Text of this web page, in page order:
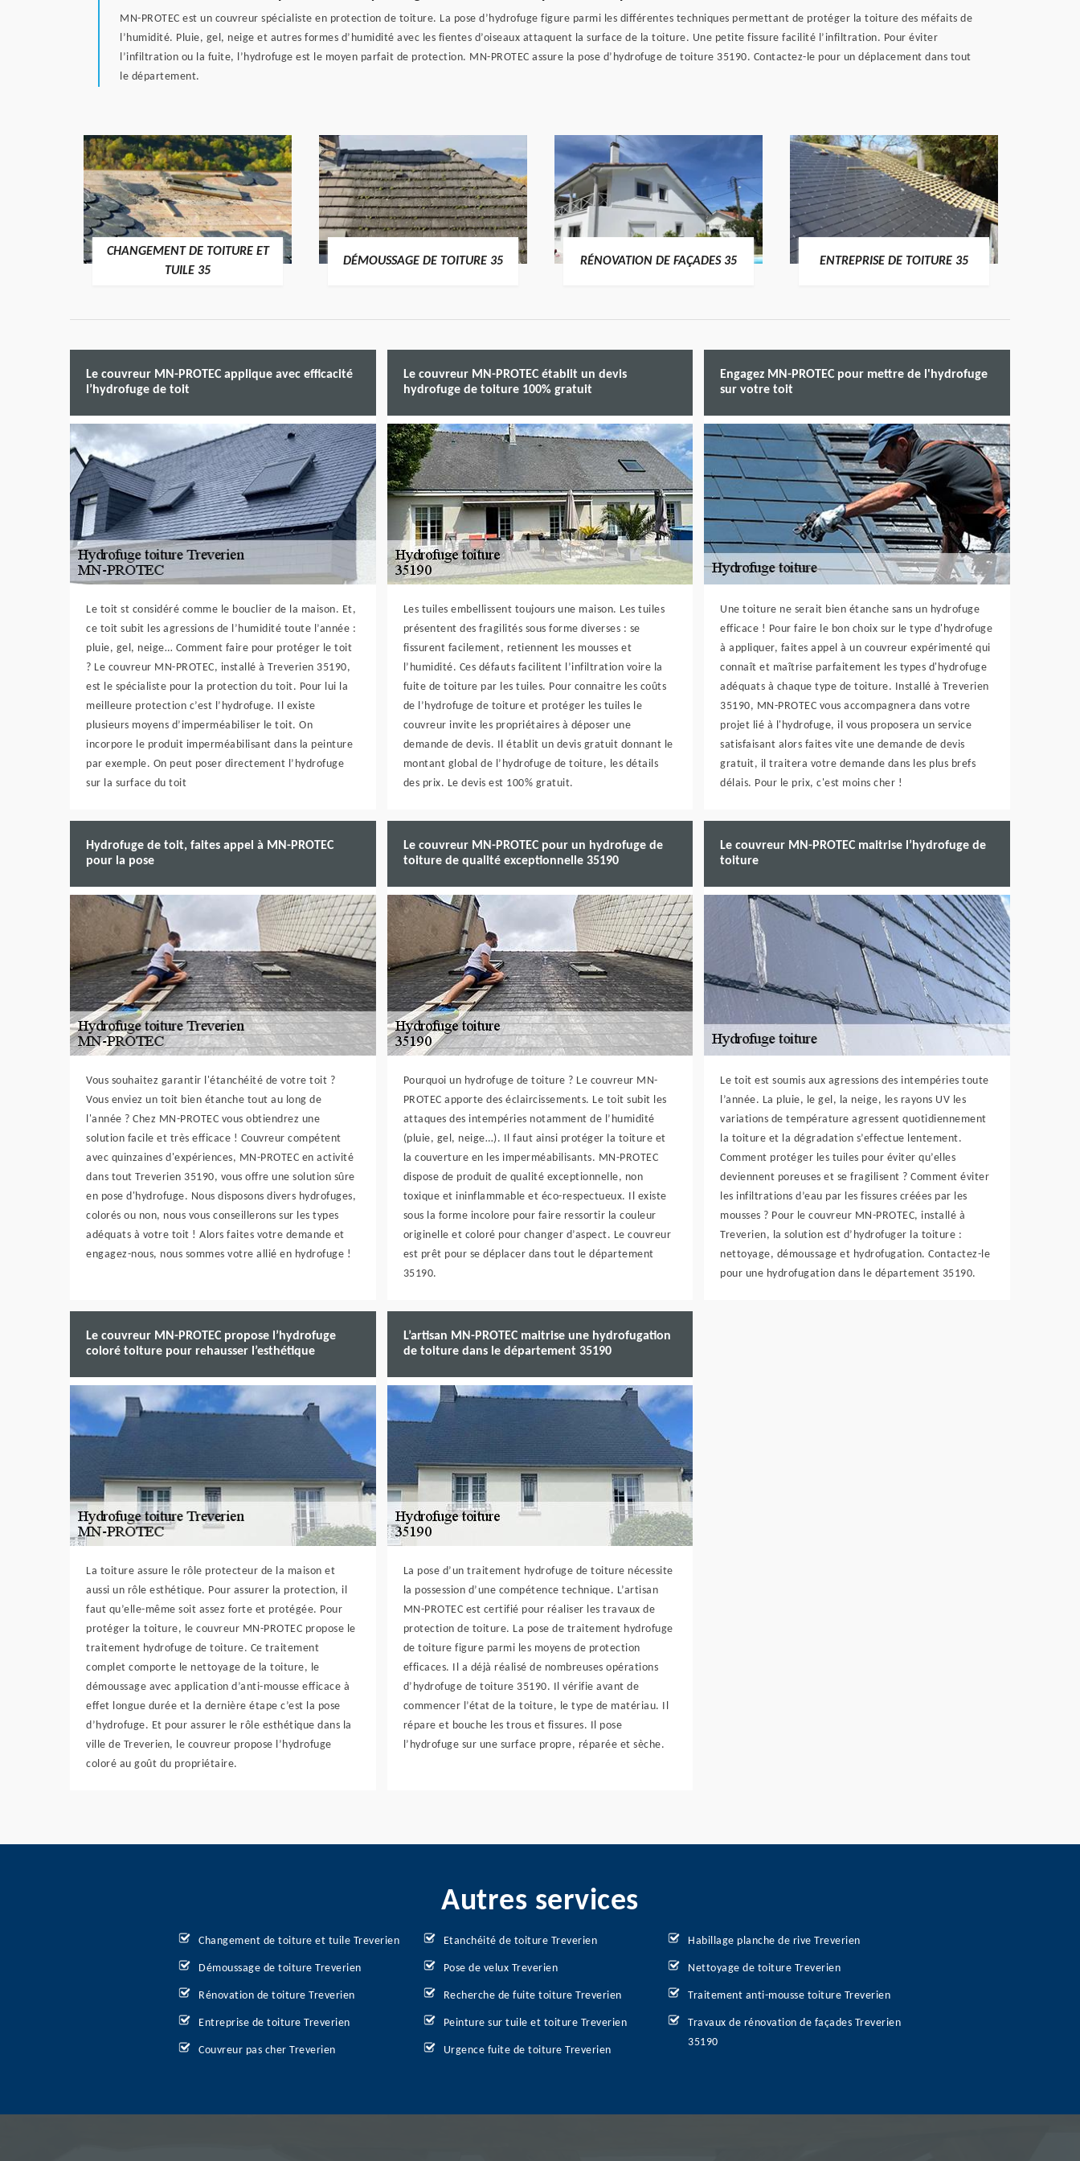
MN-PROTEC est un couvreur spécialiste en protection de toiture. La pose d’hydrofuge figure parmi les différentes techniques permettant de protéger la toiture des méfaits de
l’humidité. Pluie, gel, neige et autres formes d’humidité avec les fientes d’oiseaux attaquent la surface de la toiture. Une petite fissure facilité l’infiltration. Pour éviter
l’infiltration ou la fuite, l’hydrofuge est le moyen parfait de protection. MN-PROTEC assure la pose d’hydrofuge de toiture 35190. Contactez-le pour un déplacement dans tout
le département.
CHANGEMENT DE TOITURE ET
TUILE 35
DÉMOUSSAGE DE TOITURE 35 RÉNOVATION DE FAÇADES 35 ENTREPRISE DE TOITURE 35
Le couvreur MN-PROTEC applique avec efficacité
l’hydrofuge de toit
Le toit st considéré comme le bouclier de la maison. Et,
ce toit subit les agressions de l’humidité toute l’année :
pluie, gel, neige… Comment faire pour protéger le toit
? Le couvreur MN-PROTEC, installé à Treverien 35190,
est le spécialiste pour la protection du toit. Pour lui la
meilleure protection c’est l’hydrofuge. Il existe
plusieurs moyens d’imperméabiliser le toit. On
incorpore le produit imperméabilisant dans la peinture
par exemple. On peut poser directement l’hydrofuge
sur la surface du toit
Le couvreur MN-PROTEC établit un devis
hydrofuge de toiture 100% gratuit
Les tuiles embellissent toujours une maison. Les tuiles
présentent des fragilités sous forme diverses : se
fissurent facilement, retiennent les mousses et
l’humidité. Ces défauts facilitent l’infiltration voire la
fuite de toiture par les tuiles. Pour connaitre les coûts
de l’hydrofuge de toiture et protéger les tuiles le
couvreur invite les propriétaires à déposer une
demande de devis. Il établit un devis gratuit donnant le
montant global de l’hydrofuge de toiture, les détails
des prix. Le devis est 100% gratuit.
Engagez MN-PROTEC pour mettre de l'hydrofuge
sur votre toit
Une toiture ne serait bien étanche sans un hydrofuge
efficace ! Pour faire le bon choix sur le type d'hydrofuge
à appliquer, faites appel à un couvreur expérimenté qui
connaît et maîtrise parfaitement les types d'hydrofuge
adéquats à chaque type de toiture. Installé à Treverien
35190, MN-PROTEC vous accompagnera dans votre
projet lié à l'hydrofuge, il vous proposera un service
satisfaisant alors faites vite une demande de devis
gratuit, il traitera votre demande dans les plus brefs
délais. Pour le prix, c'est moins cher !
Hydrofuge de toit, faites appel à MN-PROTEC
pour la pose
Vous souhaitez garantir l'étanchéité de votre toit ?
Vous enviez un toit bien étanche tout au long de
l'année ? Chez MN-PROTEC vous obtiendrez une
solution facile et très efficace ! Couvreur compétent
avec quinzaines d'expériences, MN-PROTEC en activité
dans tout Treverien 35190, vous offre une solution sûre
en pose d'hydrofuge. Nous disposons divers hydrofuges,
colorés ou non, nous vous conseillerons sur les types
adéquats à votre toit ! Alors faites votre demande et
engagez-nous, nous sommes votre allié en hydrofuge !
Le couvreur MN-PROTEC pour un hydrofuge de
toiture de qualité exceptionnelle 35190
Pourquoi un hydrofuge de toiture ? Le couvreur MN-
PROTEC apporte des éclaircissements. Le toit subit les
attaques des intempéries notamment de l’humidité
(pluie, gel, neige…). Il faut ainsi protéger la toiture et
la couverture en les imperméabilisants. MN-PROTEC
dispose de produit de qualité exceptionnelle, non
toxique et ininflammable et éco-respectueux. Il existe
sous la forme incolore pour faire ressortir la couleur
originelle et coloré pour changer d’aspect. Le couvreur
est prêt pour se déplacer dans tout le département
35190.
Le couvreur MN-PROTEC maitrise l’hydrofuge de
toiture
Le toit est soumis aux agressions des intempéries toute
l’année. La pluie, le gel, la neige, les rayons UV les
variations de température agressent quotidiennement
la toiture et la dégradation s’effectue lentement.
Comment protéger les tuiles pour éviter qu’elles
deviennent poreuses et se fragilisent ? Comment éviter
les infiltrations d’eau par les fissures créées par les
mousses ? Pour le couvreur MN-PROTEC, installé à
Treverien, la solution est d’hydrofuger la toiture :
nettoyage, démoussage et hydrofugation. Contactez-le
pour une hydrofugation dans le département 35190.
Le couvreur MN-PROTEC propose l’hydrofuge
coloré toiture pour rehausser l’esthétique
La toiture assure le rôle protecteur de la maison et
aussi un rôle esthétique. Pour assurer la protection, il
faut qu’elle-même soit assez forte et protégée. Pour
protéger la toiture, le couvreur MN-PROTEC propose le
traitement hydrofuge de toiture. Ce traitement
complet comporte le nettoyage de la toiture, le
démoussage avec application d’anti-mousse efficace à
effet longue durée et la dernière étape c’est la pose
d’hydrofuge. Et pour assurer le rôle esthétique dans la
ville de Treverien, le couvreur propose l’hydrofuge
coloré au goût du propriétaire.
L’artisan MN-PROTEC maitrise une hydrofugation
de toiture dans le département 35190
La pose d’un traitement hydrofuge de toiture nécessite
la possession d’une compétence technique. L’artisan
MN-PROTEC est certifié pour réaliser les travaux de
protection de toiture. La pose de traitement hydrofuge
de toiture figure parmi les moyens de protection
efficaces. Il a déjà réalisé de nombreuses opérations
d’hydrofuge de toiture 35190. Il vérifie avant de
commencer l’état de la toiture, le type de matériau. Il
répare et bouche les trous et fissures. Il pose
l’hydrofuge sur une surface propre, réparée et sèche.
Autres services
Changement de toiture et tuile Treverien
Démoussage de toiture Treverien
Rénovation de toiture Treverien
Entreprise de toiture Treverien
Couvreur pas cher Treverien
Etanchéité de toiture Treverien
Pose de velux Treverien
Recherche de fuite toiture Treverien
Peinture sur tuile et toiture Treverien
Urgence fuite de toiture Treverien
Habillage planche de rive Treverien
Nettoyage de toiture Treverien
Traitement anti-mousse toiture Treverien
Travaux de rénovation de façades Treverien
35190